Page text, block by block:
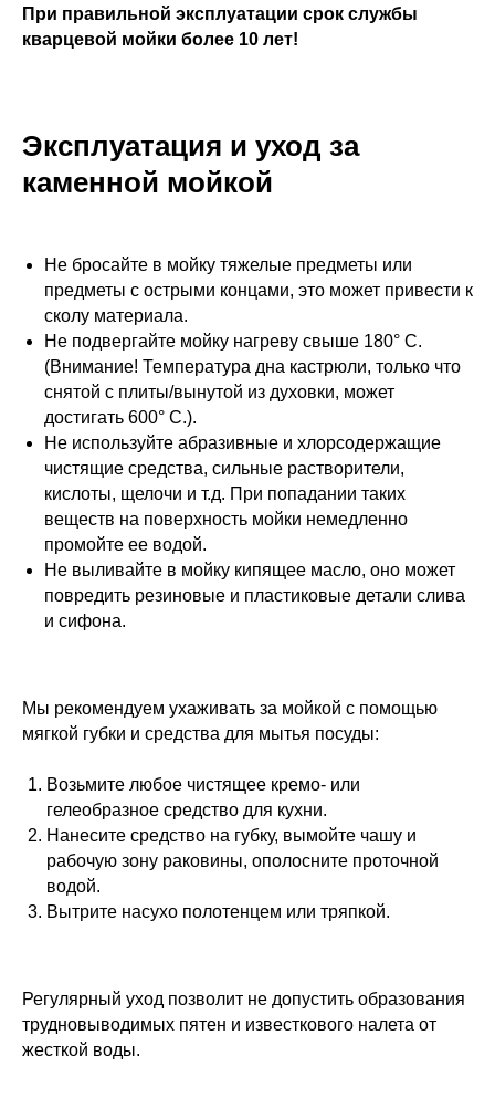
При правильной эксплуатации срок службы
кварцевой мойки более 10 лет!
Эксплуатация и уход за
каменной мойкой
Не бросайте в мойку тяжелые предметы или
предметы с острыми концами, это может привести к
сколу материала.
Не подвергайте мойку нагреву свыше 180° С.
(Внимание! Температура дна кастрюли, только что
снятой с плиты/вынутой из духовки, может
достигать 600° С.).
Не используйте абразивные и хлорсодержащие
чистящие средства, сильные растворители,
кислоты, щелочи и т.д. При попадании таких
веществ на поверхность мойки немедленно
промойте ее водой.
Не выливайте в мойку кипящее масло, оно может
повредить резиновые и пластиковые детали слива
и сифона.
Мы рекомендуем ухаживать за мойкой с помощью
мягкой губки и средства для мытья посуды:
Возьмите любое чистящее кремо- или
гелеобразное средство для кухни.
Нанесите средство на губку, вымойте чашу и
рабочую зону раковины, ополосните проточной
водой.
Вытрите насухо полотенцем или тряпкой.
Регулярный уход позволит не допустить образования
трудновыводимых пятен и известкового налета от
жесткой воды.